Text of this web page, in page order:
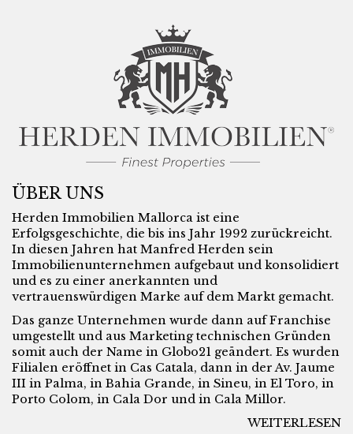
ÜBER UNS
Herden Immobilien Mallorca ist eine
Erfolgsgeschichte, die bis ins Jahr 1992 zurückreicht.
In diesen Jahren hat Manfred Herden sein
Immobilienunternehmen aufgebaut und konsolidiert
und es zu einer anerkannten und
vertrauenswürdigen Marke auf dem Markt gemacht.
Das ganze Unternehmen wurde dann auf Franchise
umgestellt und aus Marketing technischen Gründen
somit auch der Name in Globo21 geändert. Es wurden
Filialen eröffnet in Cas Catala, dann in der Av. Jaume
III in Palma, in Bahia Grande, in Sineu, in El Toro, in
Porto Colom, in Cala Dor und in Cala Millor.
WEITERLESEN